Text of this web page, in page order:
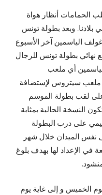
الحمامات أنظار هواة
وبعد بطولة تونس
الياسمين آخر الأسبوع
نهائي بطولة تونس للرجال
أي ملعب
ملعب سيتروس لإستضافة
لقب بطولة الموسم
النسخة الحالية بمثابة
على درب البطولة
نفس الميدان خلال شهر
في الإعداد لها بهدف بلوغ
الخميس و إلى غاية يوم